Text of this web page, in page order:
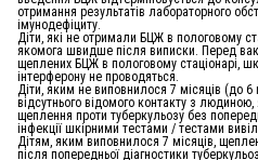
отримання результатів лабораторного
імунодефіциту.
Діти, які не отримали БЦЖ в пологовому
якомога швидше після виписки. Перед
щеплених БЦЖ в пологовому стаціонарі,
інтерферону не проводяться.
Діти, яким не виповнилося 7 місяців (до 6
відсутнього відомого контакту з
щеплення проти туберкульозу без
інфекції шкірними тестами / тестами
Дітям, яким виповнилося 7 місяців,
після попередньої діагностики